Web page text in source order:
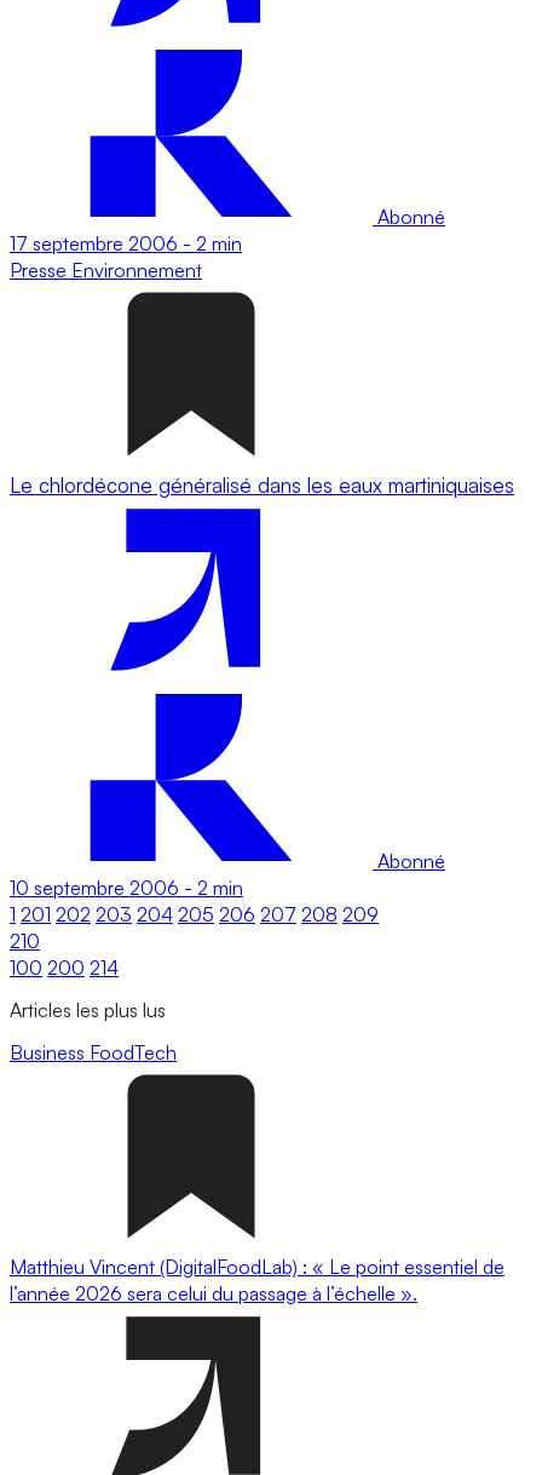
Abonné
17 septembre 2006 - 2 min
Presse Environnement
Le chlordécone généralisé dans les eaux martiniquaises
Abonné
10 septembre 2006 - 2 min
1 201 202 203 204 205 206 207 208 209
210
100 200 214
Articles les plus lus
Business FoodTech
Matthieu Vincent (DigitalFoodLab) : « Le point essentiel de
l’année 2026 sera celui du passage à l’échelle ».